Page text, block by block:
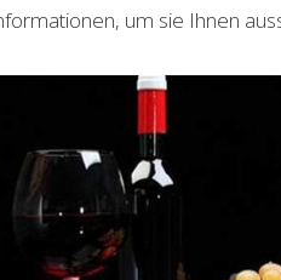
um sie Ihnen